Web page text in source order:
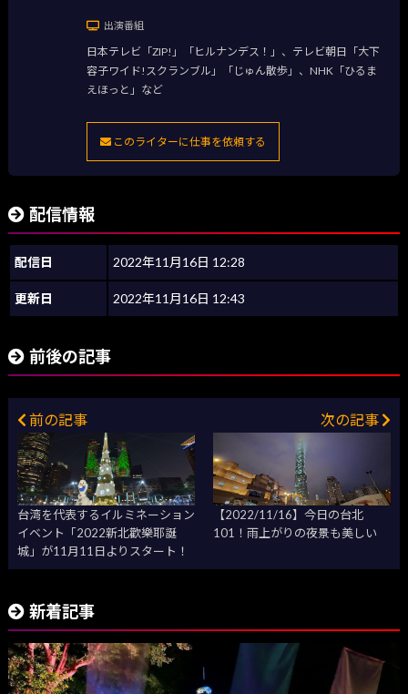
出演番組
日本テレビ「ZIP!」「ヒルナンデス！」、テレビ朝日「大下
容子ワイド!スクランブル」「じゅん散歩」、NHK「ひるま
えほっと」など
このライターに仕事を依頼する
配信情報
配信日 2022年11月16日 12:28
更新日 2022年11月16日 12:43
前後の記事
前の記事
台湾を代表するイルミネーション
イベント「2022新北歡樂耶誕
城」が11月11日よりスタート！
次の記事
【2022/11/16】今日の台北
101！雨上がりの夜景も美しい
新着記事